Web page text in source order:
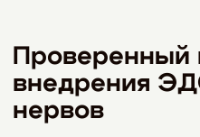
Проверенный
внедрения
нервов